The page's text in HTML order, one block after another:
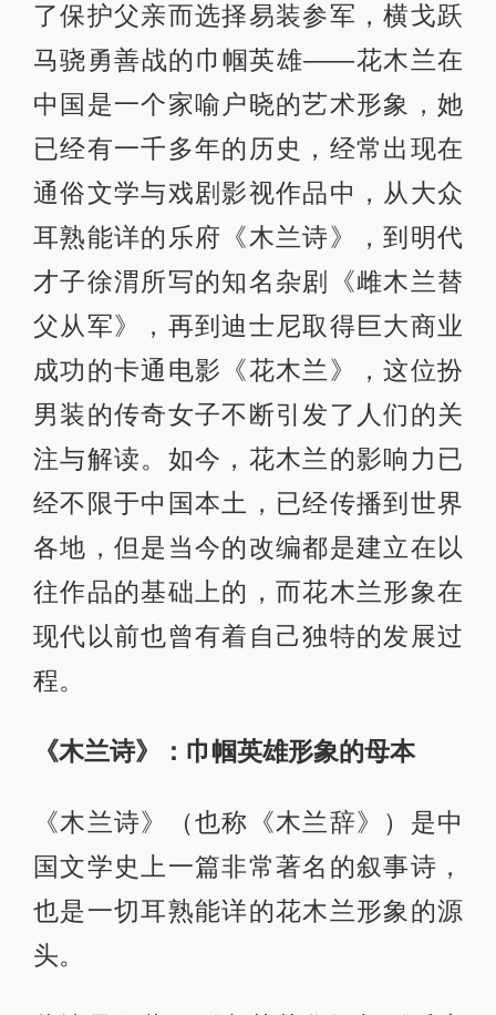
了保护父亲而选择易装参军，横戈跃
马骁勇善战的巾帼英雄——花木兰在
中国是一个家喻户晓的艺术形象，她
已经有一千多年的历史，经常出现在
通俗文学与戏剧影视作品中，从大众
耳熟能详的乐府《木兰诗》，到明代
才子徐渭所写的知名杂剧《雌木兰替
父从军》，再到迪士尼取得巨大商业
成功的卡通电影《花木兰》，这位扮
男装的传奇女子不断引发了人们的关
注与解读。如今，花木兰的影响力已
经不限于中国本土，已经传播到世界
各地，但是当今的改编都是建立在以
往作品的基础上的，而花木兰形象在
现代以前也曾有着自己独特的发展过
程。
《木兰诗》：巾帼英雄形象的母本
《木兰诗》（也称《木兰辞》）是中
国文学史上一篇非常著名的叙事诗，
也是一切耳熟能详的花木兰形象的源
头。